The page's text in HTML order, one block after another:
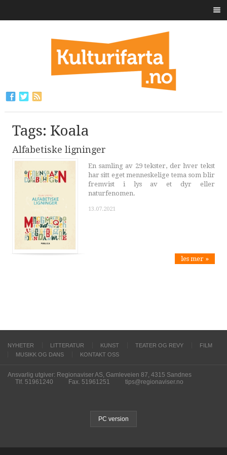
Tags: Koala
Alfabetiske ligninger
En samling av 29 tekster, der hver tekst
har sitt eget menneskelige tema som blir
fremvist i lys av et dyr eller
naturfenomen.
13.07.2021
les mer »
NYHETER LITTERATUR KUNST TEATER OG REVY
FILM
MUSIKK OG DANS
KONTAKT OSS
Ansvarlig utgiver: Regionaviser AS, Gamleveien 87, 4315 Sandnes
Tlf. 51961240
Fax. 51961251 tips@regionaviser.no
PC version